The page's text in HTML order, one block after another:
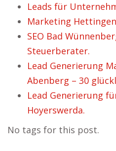
Leads für
Marketing
SEO Bad
Steuerberater.
Lead Generierung
Abenberg – 30
Lead Generierung
Hoyerswerda.
No tags for this post.